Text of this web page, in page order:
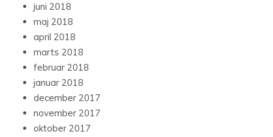
juni 2018
maj 2018
april 2018
marts 2018
februar 2018
januar 2018
december 2017
november 2017
oktober 2017